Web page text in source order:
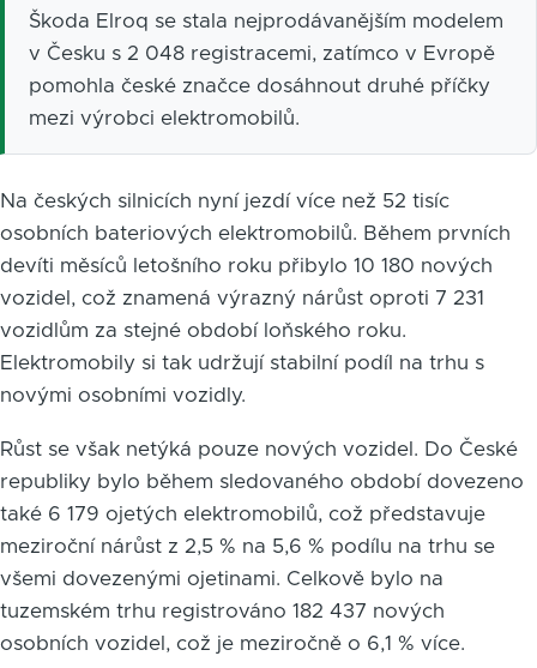
Škoda Elroq se stala nejprodávanějším modelem
v Česku s 2 048 registracemi, zatímco v Evropě
pomohla české značce dosáhnout druhé příčky
mezi výrobci elektromobilů.
Na českých silnicích nyní jezdí více než 52 tisíc
osobních bateriových elektromobilů. Během prvních
devíti měsíců letošního roku přibylo 10 180 nových
vozidel, což znamená výrazný nárůst oproti 7 231
vozidlům za stejné období loňského roku.
Elektromobily si tak udržují stabilní podíl na trhu s
novými osobními vozidly.
Růst se však netýká pouze nových vozidel. Do České
republiky bylo během sledovaného období dovezeno
také 6 179 ojetých elektromobilů, což představuje
meziroční nárůst z 2,5 % na 5,6 % podílu na trhu se
všemi dovezenými ojetinami. Celkově bylo na
tuzemském trhu registrováno 182 437 nových
osobních vozidel, což je meziročně o 6,1 % více.